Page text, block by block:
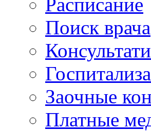
Поиск врача
Заочные
Платные